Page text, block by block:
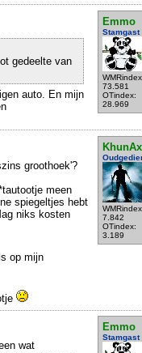
Emmo
Stamgast
73.581
OTindex:
28.969
gedeelte van
auto. En mijn
7.842
OTindex:
3.189
groothoek'?
meen
spiegeltjes hebt
niks kosten
op mijn
Emmo
Stamgast
wat